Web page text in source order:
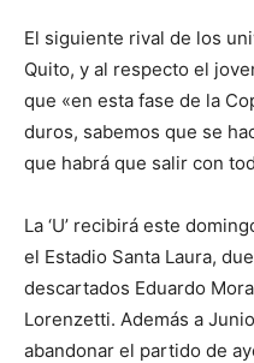
El siguiente rival de los
Quito, y al respecto el
que «en esta fase de la
duros, sabemos que se
que habrá que salir con
La ‘U’ recibirá este
el Estadio Santa Laura,
descartados Eduardo
Lorenzetti. Además a
abandonar el partido de